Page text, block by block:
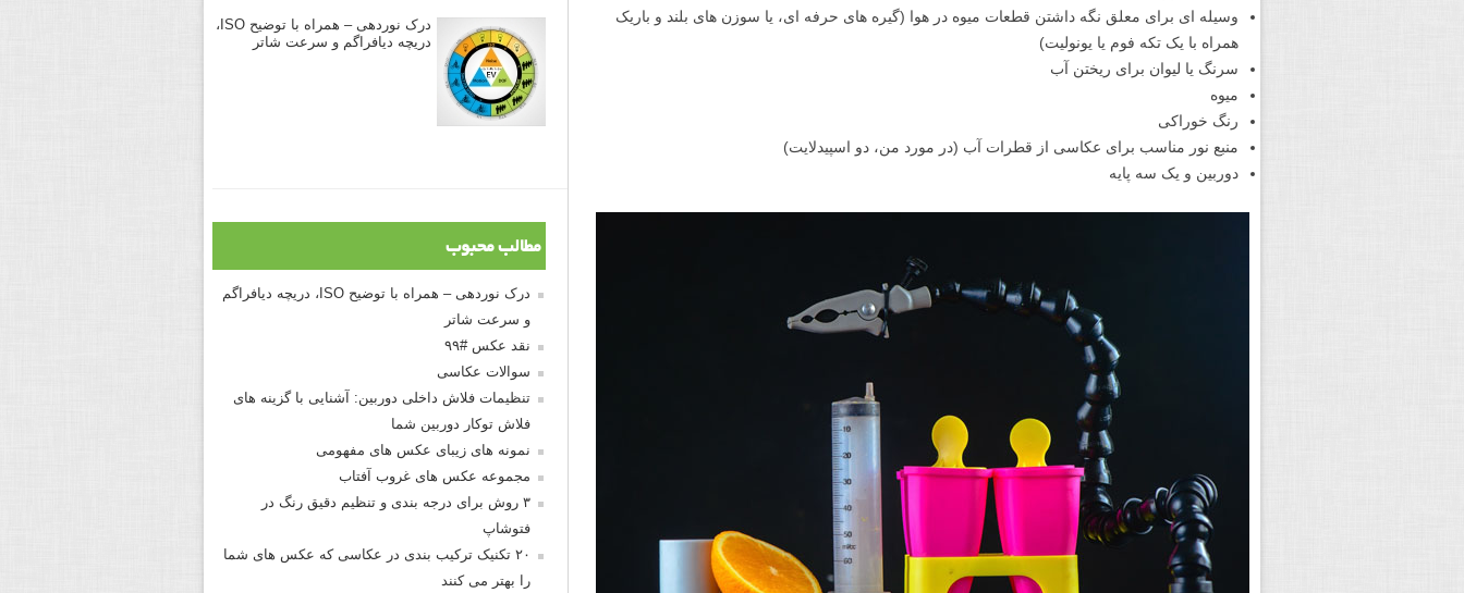
وسیله ای برای معلق نگه داشتن قطعات میوه در هوا (گیره های حرفه ای، یا سوزن های بلند و باریک
همراه با یک تکه فوم یا یونولیت)
سرنگ یا لیوان برای ریختن آب
میوه
رنگ خوراکی
منبع نور مناسب برای عکاسی از قطرات آب (در مورد من، دو اسپیدلایت)
دوربین و یک سه پایه
درک نوردهی – همراه با توضیح ISO،
دریچه دیافراگم و سرعت شاتر
مطالب محبوب
درک نوردهی – همراه با توضیح ISO، دریچه دیافراگم
و سرعت شاتر
نقد عکس #۹۹
سوالات عکاسی
تنظیمات فلاش داخلی دوربین: آشنایی با گزینه های
فلاش توکار دوربین شما
نمونه های زیبای عکس های مفهومی
مجموعه عکس های غروب آفتاب
۳ روش برای درجه بندی و تنظیم دقیق رنگ در
فتوشاپ
۲۰ تکنیک ترکیب بندی در عکاسی که عکس های شما
را بهتر می کنند